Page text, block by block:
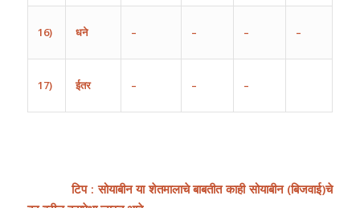
16) धने – – – –
17) ईतर – – –
टिप : सोयाबीन या शेतमालाचे बाबतीत काही सोयाबीन (बिजवाई)चे